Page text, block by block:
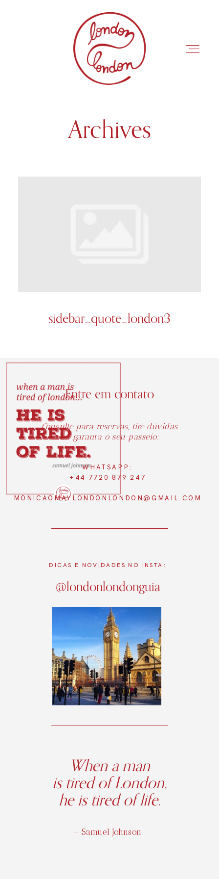
INÍCIO
Archives
sidebar_quote_london3
DICAS E NOVIDADES NO INSTA:
When a man
is tired of London,
he is tired of life.
Entre em contato
@londonlondonguia
Consulte para reservas, tire dúvidas
ou garanta o seu passeio:
WHATSAPP:
+44 7720 879 247
MONICAOMAYLONDONLONDON@GMAIL.COM
— Samuel Johnson